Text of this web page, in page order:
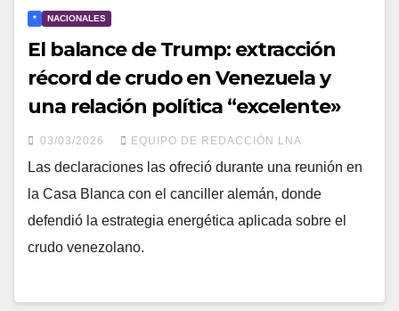
* NACIONALES
El balance de Trump: extracción
récord de crudo en Venezuela y
una relación política “excelente»
03/03/2026 EQUIPO DE REDACCIÓN LNA
Las declaraciones las ofreció durante una reunión en
la Casa Blanca con el canciller alemán, donde
defendió la estrategia energética aplicada sobre el
crudo venezolano.